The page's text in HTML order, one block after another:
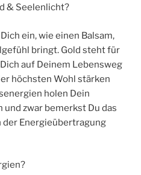
& Seelenlicht?
ein, wie einen Balsam,
bringt. Gold steht für
auf Deinem Lebensweg
höchsten Wohl stärken
holen Dein
zwar bemerkst Du das
der Energieübertragung